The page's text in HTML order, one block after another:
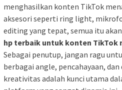
menghasilkan konten TikTok
aksesori seperti ring light,
editing yang tepat, semua itu
hp terbaik untuk konten TikTok
Sebagai penutup, jangan ragu
berbagai angle, pencahayaan,
kreativitas adalah kunci utama